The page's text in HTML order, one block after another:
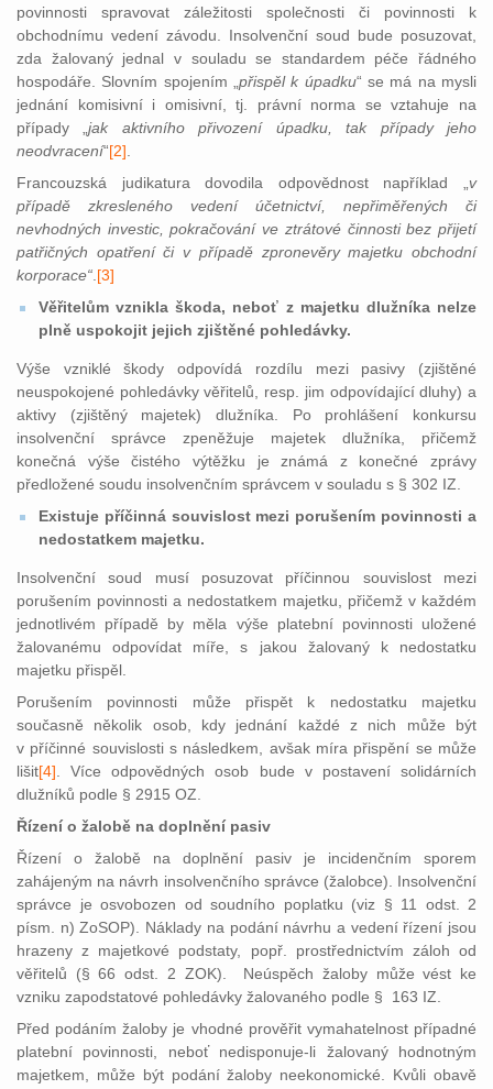
povinnosti spravovat záležitosti společnosti či povinnosti k
obchodnímu vedení závodu. Insolvenční soud bude posuzovat,
zda žalovaný jednal v souladu se standardem péče řádného
hospodáře. Slovním spojením „ přispěl k úpadku“ se má na mysli
jednání komisivní i omisivní, tj. právní norma se vztahuje na
případy „jak aktivního přivození úpadku, tak případy jeho
neodvracení“[2]
Francouzská judikatura dovodila odpovědnost například „ v
případě zkresleného vedení účetnictví, nepřiměřených či
nevhodných investic, pokračování ve ztrátové činnosti bez přijetí
patřičných opatření či v případě zpronevěry majetku obchodní
korporace“ [3]
Věřitelům vznikla škoda, neboť z majetku dlužníka nelze
plně uspokojit jejich zjištěné pohledávky.
Výše vzniklé škody odpovídá rozdílu mezi pasivy (zjištěné
neuspokojené pohledávky věřitelů, resp. jim odpovídající dluhy) a
aktivy (zjištěný majetek) dlužníka. Po prohlášení konkursu
insolvenční správce zpeněžuje majetek dlužníka, přičemž
konečná výše čistého výtěžku je známá z konečné zprávy
předložené soudu insolvenčním správcem v souladu s § 302 IZ.
Existuje příčinná souvislost mezi porušením povinnosti a
nedostatkem majetku.
Insolvenční soud musí posuzovat příčinnou souvislost mezi
porušením povinnosti a nedostatkem majetku, přičemž v každém
jednotlivém případě by měla výše platební povinnosti uložené
žalovanému odpovídat míře, s jakou žalovaný k nedostatku
majetku přispěl.
Porušením povinnosti může přispět k nedostatku majetku
současně několik osob, kdy jednání každé z nich může být
v příčinné souvislosti s následkem, avšak míra přispění se může
lišit[4] . Více odpovědných osob bude v postavení solidárních
dlužníků podle § 2915 OZ.
Řízení o žalobě na doplnění pasiv
Řízení o žalobě na doplnění pasiv je incidenčním sporem
zahájeným na návrh insolvenčního správce (žalobce). Insolvenční
správce je osvobozen od soudního poplatku (viz § 11 odst. 2
písm. n) ZoSOP). Náklady na podání návrhu a vedení řízení jsou
hrazeny z majetkové podstaty, popř. prostřednictvím záloh od
věřitelů (§ 66 odst. 2 ZOK). Neúspěch žaloby může vést ke
vzniku zapodstatové pohledávky žalovaného podle § 163 IZ.
Před podáním žaloby je vhodné prověřit vymahatelnost případné
platební povinnosti, neboť nedisponuje-li žalovaný hodnotným
majetkem, může být podání žaloby neekonomické. Kvůli obavě